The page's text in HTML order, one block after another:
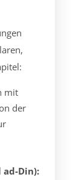
mit
der
ad-Din):